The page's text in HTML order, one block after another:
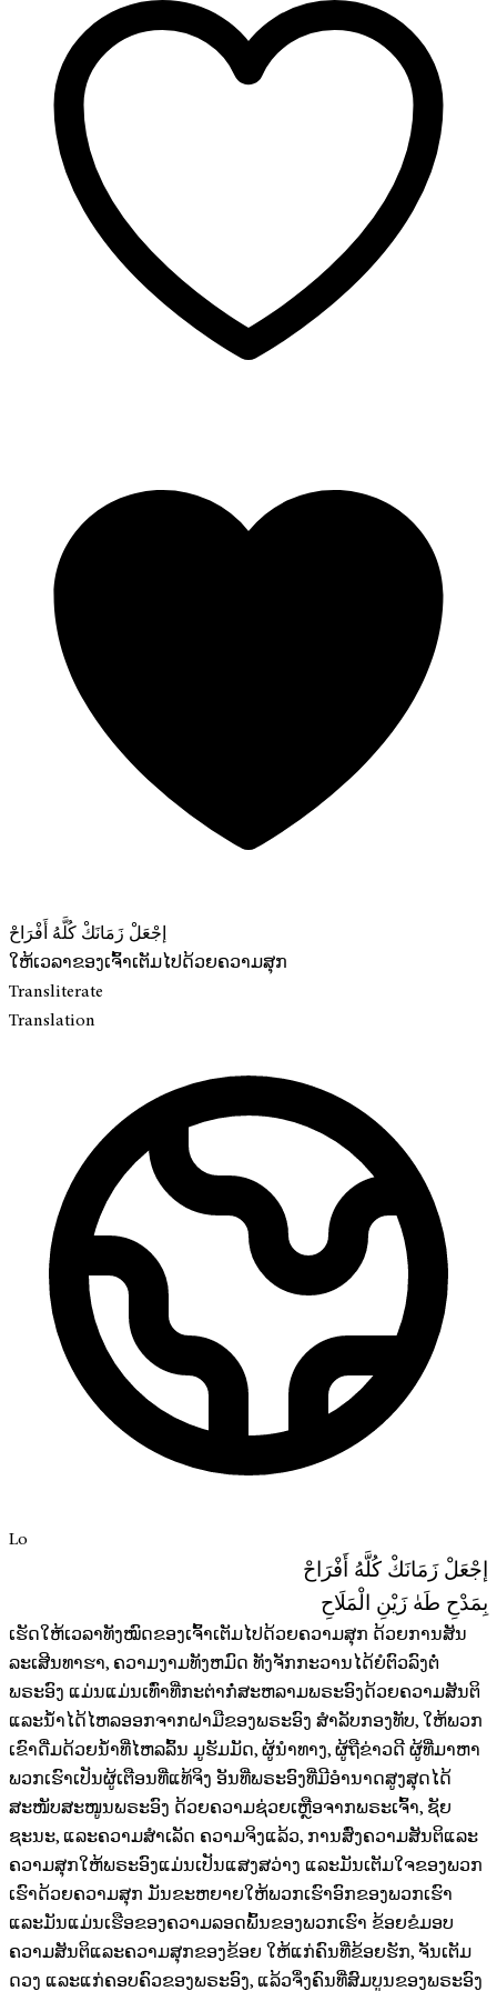
إجْعَلْ زَمَانَكْ كُلَّهُ أَفْرَاحْ
ໃຫ້ເວລາຂອງເຈົ້າເຕັມໄປດ້ວຍຄວາມສຸກ
Transliterate
Translation
Lo
إجْعَلْ زَمَانَكْ كُلَّهُ أَفْرَاحْ
بِمَدْحِ طَهٰ زَيْنِ الْمَلَاحِ
ເຮັດໃຫ້ເວລາທັງໝົດຂອງເຈົ້າເຕັມໄປດ້ວຍຄວາມສຸກ ດ້ວຍການສັນ
ລະເສີນທາຮາ, ຄວາມງາມທັງຫມົດ ທັງຈັກກະວານໄດ້ຍໍຕົວລົງຕໍ່
ພຣະອົງ ແມ່ນແມ່ນເທົ່າທີ່ກະຕ່າກໍ່ສະຫລາມພຣະອົງດ້ວຍຄວາມສັນຕິ
ແລະນ້ຳໄດ້ໄຫລອອກຈາກຝາມືຂອງພຣະອົງ ສຳລັບກອງທັບ, ໃຫ້ພວກ
ເຂົາດື່ມດ້ວຍນ້ຳທີ່ໄຫລລົ້ນ ມູຮັມມັດ, ຜູ້ນຳທາງ, ຜູ້ຖືຂ່າວດີ ຜູ້ທີ່ມາຫາ
ພວກເຮົາເປັນຜູ້ເຕືອນທີ່ແທ້ຈິງ ອັນທີ່ພຣະອົງທີ່ມີອຳນາດສູງສຸດໄດ້
ສະໜັບສະໜູນພຣະອົງ ດ້ວຍຄວາມຊ່ວຍເຫຼືອຈາກພຣະເຈົ້າ, ຊັຍ
ຊະນະ, ແລະຄວາມສຳເລັດ ຄວາມຈິງແລ້ວ, ການສົ່ງຄວາມສັນຕິແລະ
ຄວາມສຸກໃຫ້ພຣະອົງແມ່ນເປັນແສງສວ່າງ ແລະມັນເຕັມໃຈຂອງພວກ
ເຮົາດ້ວຍຄວາມສຸກ ມັນຂະຫຍາຍໃຫ້ພວກເຮົາອົກຂອງພວກເຮົາ
ແລະມັນແມ່ນເຮືອຂອງຄວາມລອດພົ້ນຂອງພວກເຮົາ ຂ້ອຍຂໍມອບ
ຄວາມສັນຕິແລະຄວາມສຸກຂອງຂ້ອຍ ໃຫ້ແກ່ຄົນທີ່ຂ້ອຍຮັກ, ຈັນເຕັມ
ດວງ ແລະແກ່ຄອບຄົວຂອງພຣະອົງ, ແລ້ວຈຶ່ງຄົນທີ່ສົມບູນຂອງພຣະອົງ